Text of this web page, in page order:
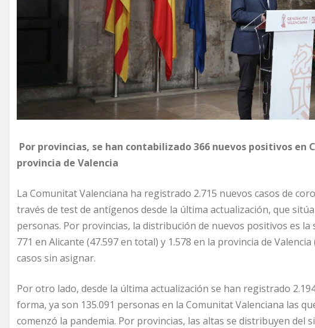
Por provincias, se han contabilizado 366 nuevos positivos en
provincia de Valencia
La Comunitat Valenciana ha registrado 2.715 nuevos casos de
través de test de antígenos desde la última actualización, que
personas. Por provincias, la distribución de nuevos positivos es la
771 en Alicante (47.597 en total) y 1.578 en la provincia de
casos sin asignar.
Por otro lado, desde la última actualización se han registrado
forma, ya son 135.091 personas en la Comunitat Valenciana las
comenzó la pandemia. Por provincias, las altas se distribuyen del